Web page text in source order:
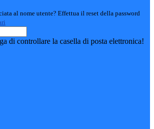
al nome utente? Effettua il reset della password
di controllare la casella di posta elettronica!